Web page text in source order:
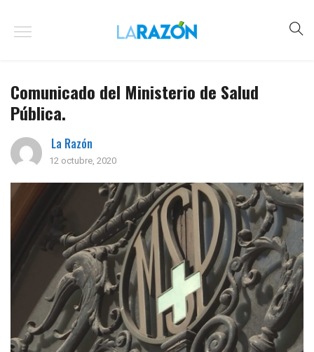
Comunicado del Ministerio de Salud
Pública.
La Razón
12 octubre, 2020